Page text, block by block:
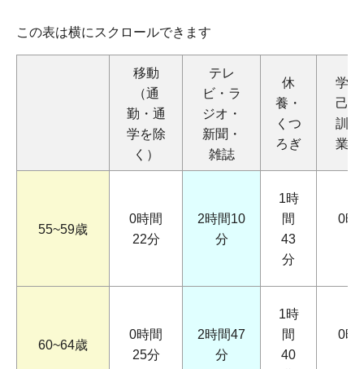
この表は横にスクロールできます
移動
（通
勤・通
学を除
く）
テレ
ビ・ラ
ジオ・
新聞・
雑誌
休
養・
くつ
ろぎ
学
己
訓
業
55~59歳
0時間
22分
2時間10
分
1時
間
43
分
0時
60~64歳
0時間
25分
2時間47
分
1時
間
40
0時